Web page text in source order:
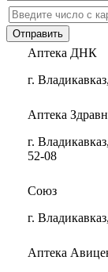
Аптека ДНК
г.
Аптека
г.
52-08
Союз
г.
Аптека